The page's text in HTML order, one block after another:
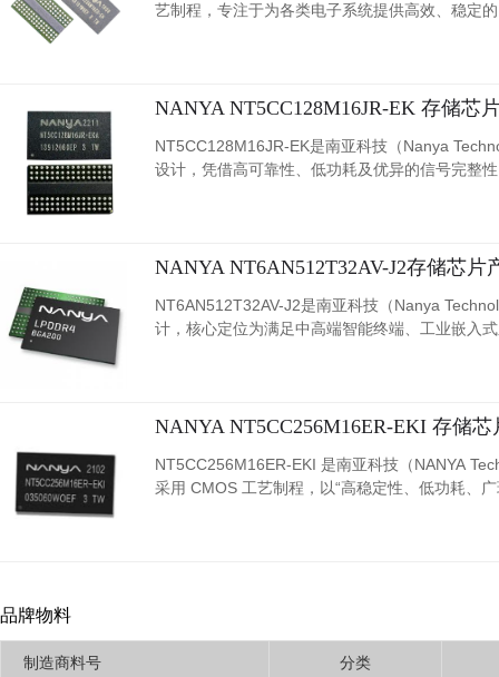
艺制程，专注于为各类电子系统提供高效、稳定
NANYA NT5CC128M16JR-EK 存储芯
NT5CC128M16JR-EK是南亚科技（Nanya
设计，凭借高可靠性、低功耗及优异的信号完整
NANYA NT6AN512T32AV-J2存储芯片
NT6AN512T32AV-J2是南亚科技（Nanya
计，核心定位为满足中高端智能终端、工业嵌入
NANYA NT5CC256M16ER-EKI 存储
NT5CC256M16ER-EKI 是南亚科技（NANYA
采用 CMOS 工艺制程，以“高稳定性、低功耗、
品牌物料
制造商料号 分类